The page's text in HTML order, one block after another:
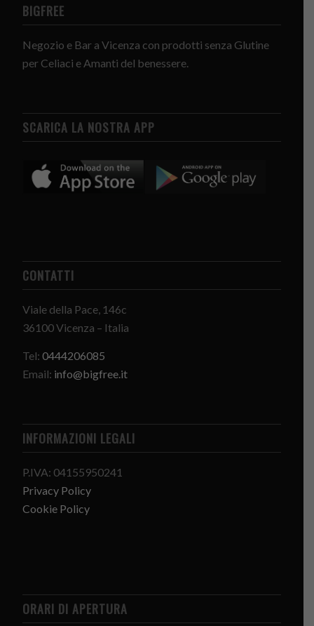
BIGFREE
Negozio e Bar a Vicenza con prodotti senza Glutine
per Celiaci e Amanti del benessere.
SCARICA LA NOSTRA APP
CONTATTI
Viale della Pace, 146c
36100 Vicenza – Italia
Tel:0444206085
Email: info@bigfree.it
INFORMAZIONI LEGALI
P.IVA: 04155950241
Privacy Policy
Cookie Policy
ORARI DI APERTURA